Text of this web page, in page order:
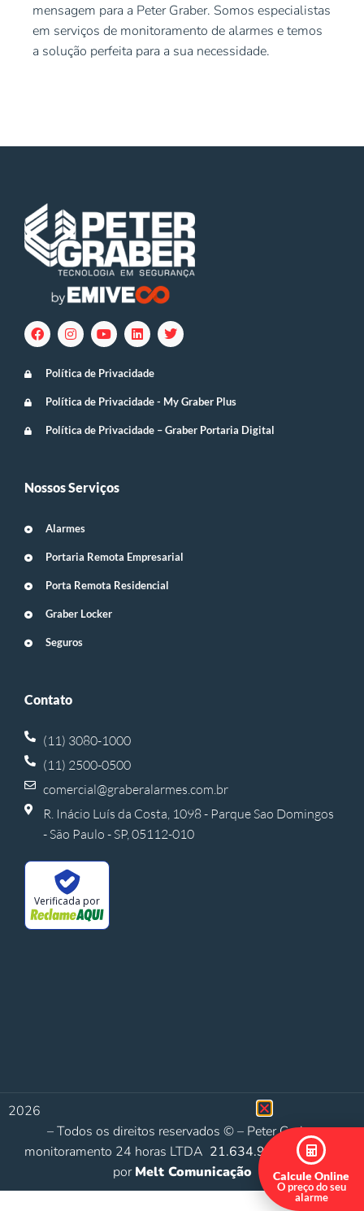
mensagem para a Peter Graber. Somos especialistas
em serviços de monitoramento de alarmes e temos
a solução perfeita para a sua necessidade.
Política de Privacidade
Política de Privacidade - My Graber Plus
Política de Privacidade – Graber Portaria Digital
Nossos Serviços
Alarmes
Portaria Remota Empresarial
Porta Remota Residencial
Graber Locker
Seguros
Contato
(11) 3080-1000
(11) 2500-0500
comercial@graberalarmes.com.br
R. Inácio Luís da Costa, 1098 - Parque Sao Domingos
- São Paulo - SP, 05112-010
Verificada por
2026
– Todos os direitos reservados © – Peter Graber
monitoramento 24 horas LTDA 21.634.929/0001-42
porMelt Comunicação Calcule Online
O preço do seu
alarme